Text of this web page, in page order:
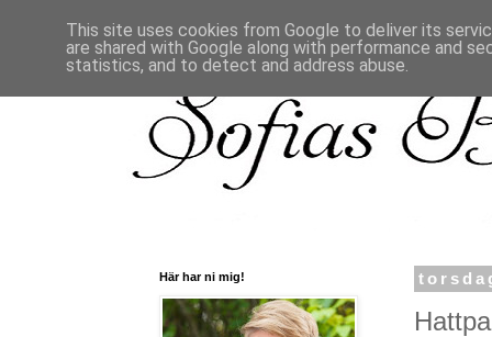
Här har ni mig!
This site uses cookies from Google to deliver its
are shared with Google along with performance and
statistics, and to detect and address abuse.